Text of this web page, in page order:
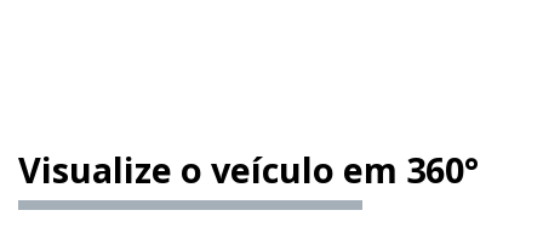
Visualize o veículo em 360°